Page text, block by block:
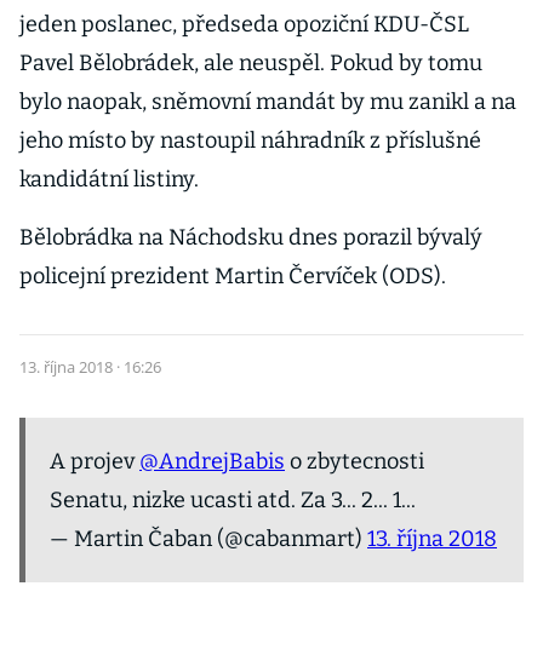
jeden poslanec, předseda opoziční KDU-ČSL
Pavel Bělobrádek, ale neuspěl. Pokud by tomu
bylo naopak, sněmovní mandát by mu zanikl a na
jeho místo by nastoupil náhradník z příslušné
kandidátní listiny.
Bělobrádka na Náchodsku dnes porazil bývalý
policejní prezident Martin Červíček (ODS).
13. října 2018 · 16:26
A projev@AndrejBabis o zbytecnosti
Senatu, nizke ucasti atd. Za 3... 2... 1...
— Martin Čaban (@cabanmart) 13. října 2018